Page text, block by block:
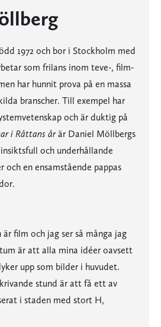
1972 och bor i Stockholm med
som frilans inom teve-, film-
har hunnit prova på en massa
branscher. Till exempel har
och är duktig på
i Råttans årär Daniel Möllbergs
och underhållande
och en ensamstående pappas
film och jag ser så många jag
är att alla mina idéer oavsett
upp som bilder i huvudet.
stund är att få ett av
i staden med stort H,